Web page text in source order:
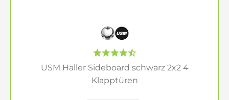
USM Haller Sideboard schwarz 2x2 4
Klapptüren